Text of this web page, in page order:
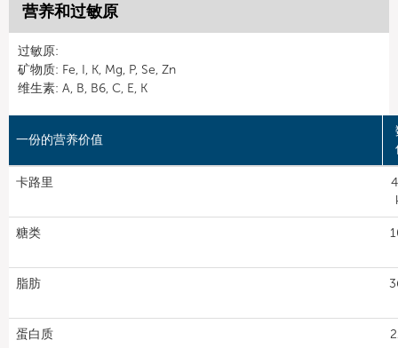
营养和过敏原
过敏原:
矿物质: Fe, I, K, Mg, P, Se, Zn
维生素: A, B, B6, C, E, K
一份的营养价值
卡路里
糖类
脂肪
蛋白质